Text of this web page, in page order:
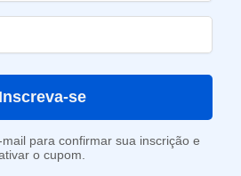
Inscreva-se
para confirmar sua inscrição e
o cupom.